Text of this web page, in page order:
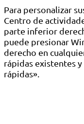
Para personalizar
Centro de
parte inferior
puede presionar
derecho en
rápidas existentes
rápidas».